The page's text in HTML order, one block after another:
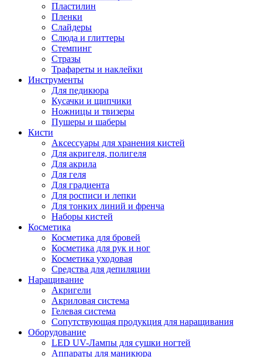
Пластилин
Пленки
Слайдеры
Слюда и глиттеры
Стемпинг
Стразы
Трафареты и наклейки
Инструменты
Для педикюра
Кусачки и щипчики
Ножницы и твизеры
Пушеры и шаберы
Кисти
Аксессуары для хранения кистей
Для акригеля, полигеля
Для акрила
Для геля
Для градиента
Для росписи и лепки
Для тонких линий и френча
Наборы кистей
Косметика
Косметика для бровей
Косметика для рук и ног
Косметика уходовая
Средства для депиляции
Наращивание
Акригели
Акриловая система
Гелевая система
Сопутствующая продукция для наращивания
Оборудование
LED UV-Лампы для сушки ногтей
Аппараты для маникюра